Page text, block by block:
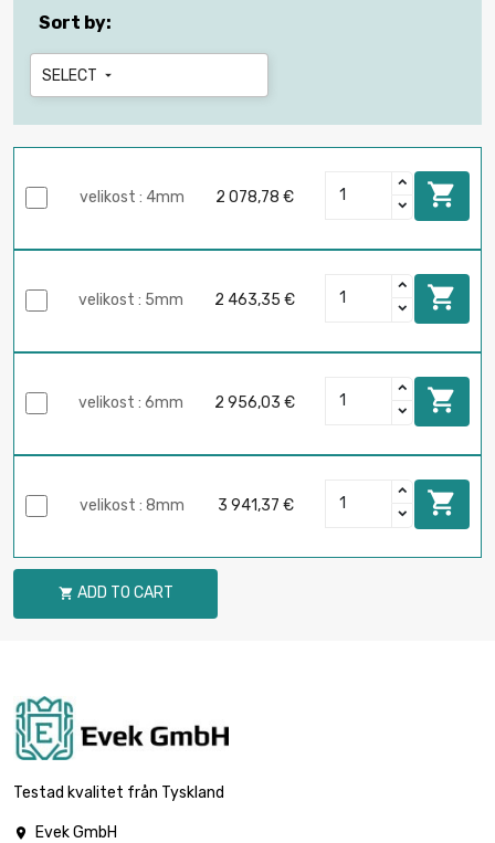
Sort by:
SELECT 
velikost : 4mm 2 078,78 € 
velikost : 5mm 2 463,35 € 
velikost : 6mm 2 956,03 € 
velikost : 8mm 3 941,37 € 
 ADD TO CART
Testad kvalitet från Tyskland

Evek GmbH